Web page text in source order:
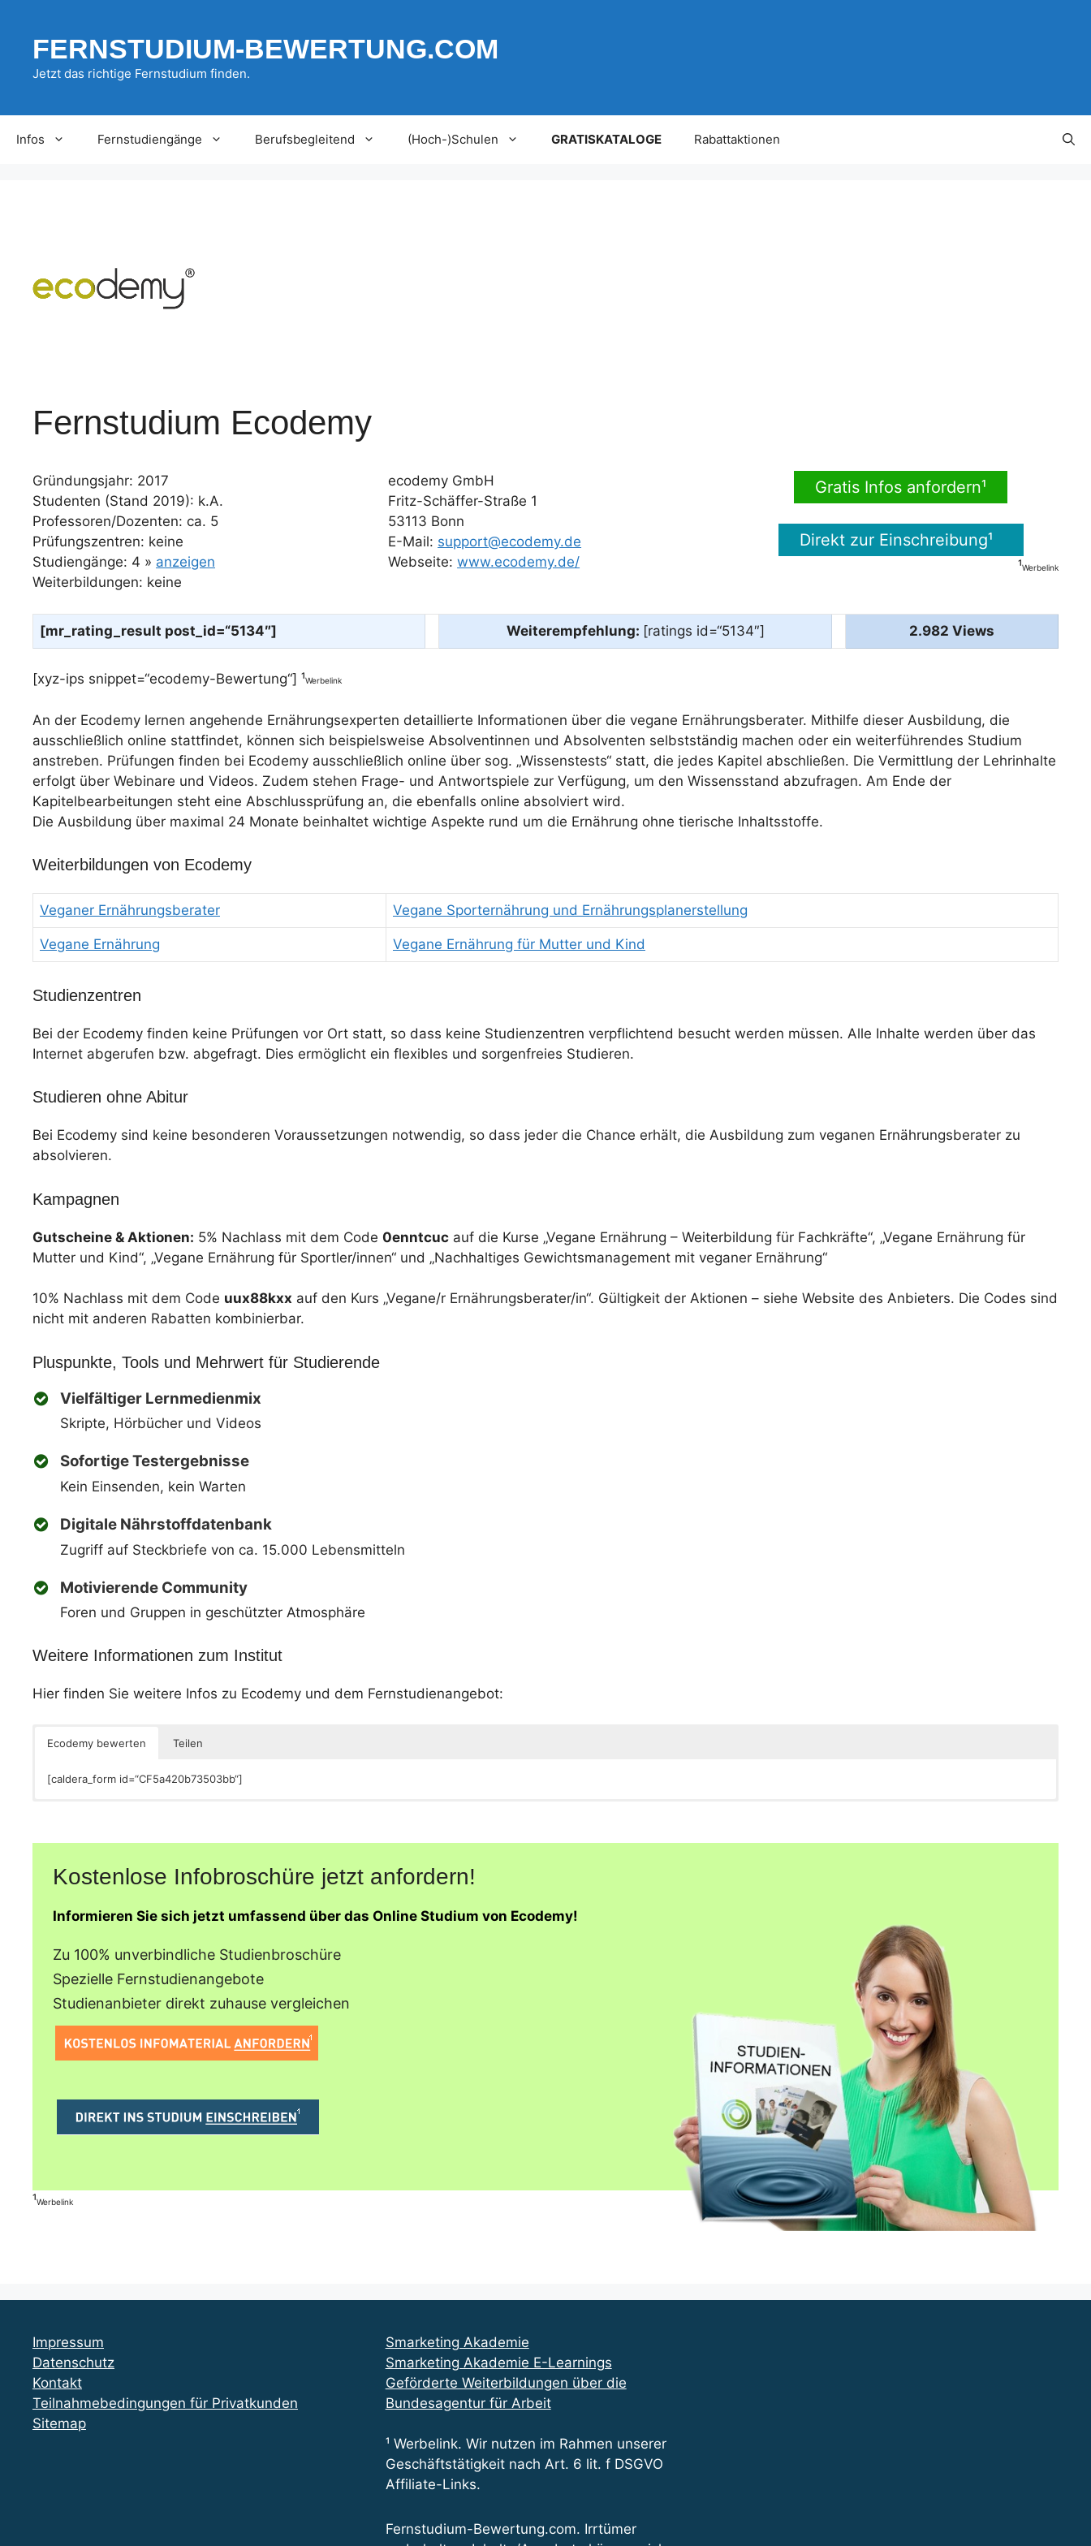
springenFERNSTUDIUM-BEWERTUNG.COM
Jetzt das richtige Fernstudium finden.
Infos Fernstudiengänge Berufsbegleitend (Hoch-)Schulen GRATISKATALOGE Rabattaktionen
Fernstudium Ecodemy
Gründungsjahr: 2017
Studenten (Stand 2019): k.A.
Professoren/Dozenten: ca. 5
Prüfungszentren: keine
Studiengänge: 4 » anzeigen
Weiterbildungen: keine
ecodemy GmbH
Fritz-Schäffer-Straße 1
53113 Bonn
E-Mail: support@ecodemy.de
Webseite:www.ecodemy.de/
Gratis Infos anfordern¹
Direkt zur Einschreibung¹
¹Werbelink
[mr_rating_result post_id=“5134″] Weiterempfehlung: [ratings id=“5134″] 2.982 Views
[xyz-ips snippet=“ecodemy-Bewertung“] ¹Werbelink
An der Ecodemy lernen angehende Ernährungsexperten detaillierte Informationen über die vegane Ernährungsberater. Mithilfe dieser Ausbildung, die
ausschließlich online stattfindet, können sich beispielsweise Absolventinnen und Absolventen selbstständig machen oder ein weiterführendes Studium
anstreben. Prüfungen finden bei Ecodemy ausschließlich online über sog. „Wissenstests“ statt, die jedes Kapitel abschließen. Die Vermittlung der Lehrinhalte
erfolgt über Webinare und Videos. Zudem stehen Frage- und Antwortspiele zur Verfügung, um den Wissensstand abzufragen. Am Ende der
Kapitelbearbeitungen steht eine Abschlussprüfung an, die ebenfalls online absolviert wird.
Die Ausbildung über maximal 24 Monate beinhaltet wichtige Aspekte rund um die Ernährung ohne tierische Inhaltsstoffe.
Weiterbildungen von Ecodemy
Veganer Ernährungsberater Vegane Sporternährung und Ernährungsplanerstellung
Vegane Ernährung Vegane Ernährung für Mutter und Kind
Studienzentren
Bei der Ecodemy finden keine Prüfungen vor Ort statt, so dass keine Studienzentren verpflichtend besucht werden müssen. Alle Inhalte werden über das
Internet abgerufen bzw. abgefragt. Dies ermöglicht ein flexibles und sorgenfreies Studieren.
Studieren ohne Abitur
Bei Ecodemy sind keine besonderen Voraussetzungen notwendig, so dass jeder die Chance erhält, die Ausbildung zum veganen Ernährungsberater zu
absolvieren.
Kampagnen
Gutscheine & Aktionen: 5% Nachlass mit dem Code 0enntcuc auf die Kurse „Vegane Ernährung – Weiterbildung für Fachkräfte“, „Vegane Ernährung für
Mutter und Kind“, „Vegane Ernährung für Sportler/innen“ und „Nachhaltiges Gewichtsmanagement mit veganer Ernährung“
10% Nachlass mit dem Code uux88kxx auf den Kurs „Vegane/r Ernährungsberater/in“. Gültigkeit der Aktionen – siehe Website des Anbieters. Die Codes sind
nicht mit anderen Rabatten kombinierbar.
Pluspunkte, Tools und Mehrwert für Studierende
Vielfältiger Lernmedienmix
Skripte, Hörbücher und Videos
Sofortige Testergebnisse
Kein Einsenden, kein Warten
Digitale Nährstoffdatenbank
Zugriff auf Steckbriefe von ca. 15.000 Lebensmitteln
Motivierende Community
Foren und Gruppen in geschützter Atmosphäre
Weitere Informationen zum Institut
Hier finden Sie weitere Infos zu Ecodemy und dem Fernstudienangebot:
Ecodemy bewerten Teilen
[caldera_form id=“CF5a420b73503bb“]
Kostenlose Infobroschüre jetzt anfordern!
Informieren Sie sich jetzt umfassend über das Online Studium von Ecodemy!
Zu 100% unverbindliche Studienbroschüre
Spezielle Fernstudienangebote
Studienanbieter direkt zuhause vergleichen
¹Werbelink
Impressum
Datenschutz
Kontakt
Teilnahmebedingungen für Privatkunden
Sitemap
Smarketing Akademie
Smarketing Akademie E-Learnings
Geförderte Weiterbildungen über die
Bundesagentur für Arbeit
¹ Werbelink. Wir nutzen im Rahmen unserer
Geschäftstätigkeit nach Art. 6 lit. f DSGVO
Affiliate-Links.
Fernstudium-Bewertung.com. Irrtümer